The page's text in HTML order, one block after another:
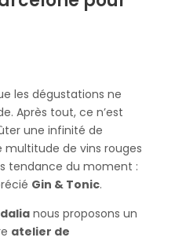
les dégustations ne
Après tout, ce n’est
une infinité de
multitude de vins rouges
tendance du moment :
Gin & Tonic.
nous proposons un
atelier de